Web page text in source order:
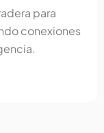
para
conexiones